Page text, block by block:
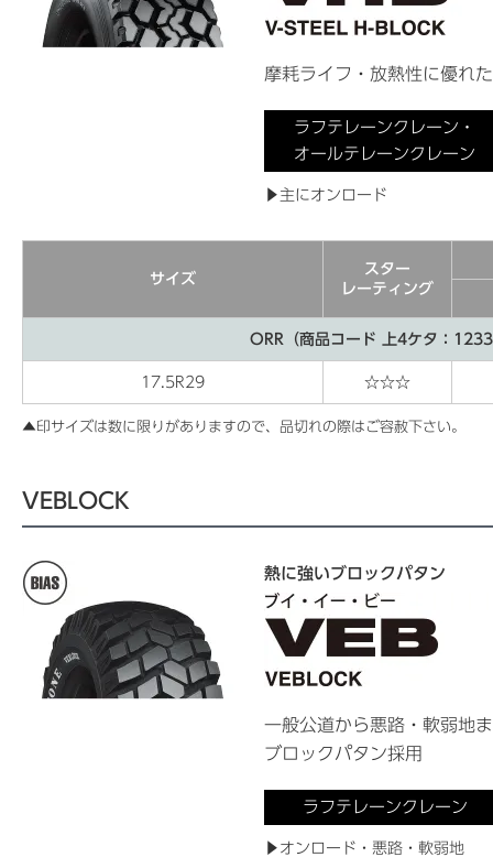
摩耗ライフ・放熱性に優れ
ラフテレーンクレーン・
オールテレーンクレーン
▶主にオンロード
サイズ
スター
レーティング
ORR（商品コード 上4ケタ：
17.5R29 ☆☆☆
▲印サイズは数に限りがありますので、品切れの際はご容赦下さい。
VEBLOCK
熱に強いブロックパタン
一般公道から悪路・軟弱地
ブロックパタン採用
ラフテレーンクレーン
▶オンロード・悪路・軟弱地